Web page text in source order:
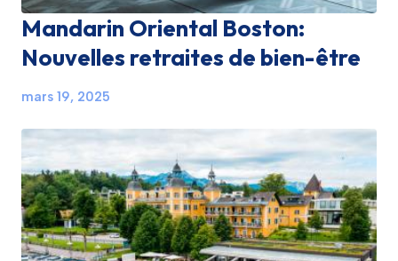
Mandarin Oriental Boston:
Nouvelles retraites de bien-être
mars 19, 2025